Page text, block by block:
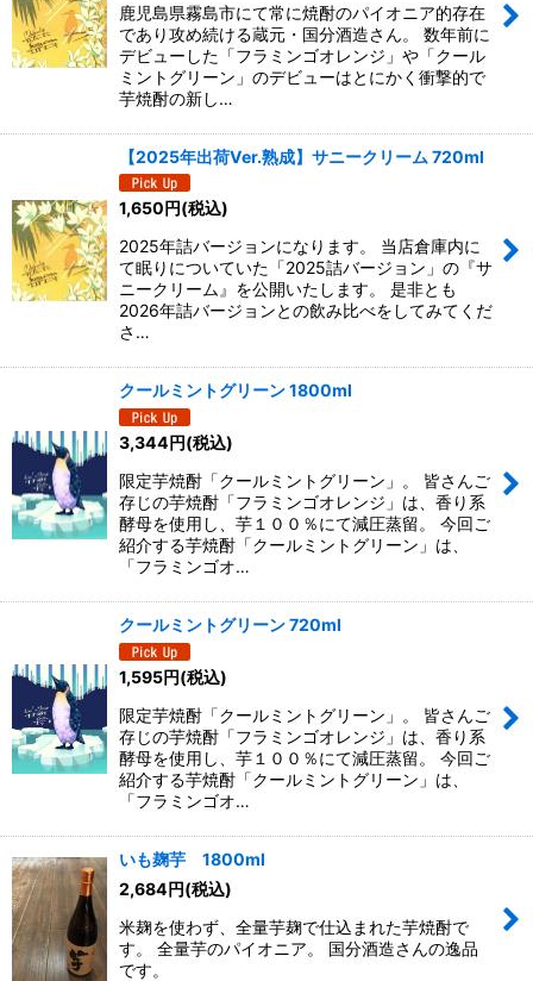
絞り込む
鹿児島県霧島市にて常に焼酎のパイオニア的存在
であり攻め続ける蔵元・国分酒造さん。 数年前に
デビューした「フラミンゴオレンジ」や「クール
ミントグリーン」のデビューはとにかく衝撃的で
芋焼酎の新し…
【2025年出荷Ver.熟成】サニークリーム 720ml
1,650 円(税込)
2025年詰バージョンになります。 当店倉庫内に
て眠りについていた「2025詰バージョン」の『サ
ニークリーム』を公開いたします。 是非とも
2026年詰バージョンとの飲み比べをしてみてくだ
さ…
クールミントグリーン 1800ml
3,344円(税込)
限定芋焼酎「クールミントグリーン」。 皆さんご
存じの芋焼酎「フラミンゴオレンジ」は、香り系
酵母を使用し、芋１００％にて減圧蒸留。 今回ご
紹介する芋焼酎「クールミントグリーン」は、
「フラミンゴオ…
クールミントグリーン 720ml
1,595円(税込)
限定芋焼酎「クールミントグリーン」。 皆さんご
存じの芋焼酎「フラミンゴオレンジ」は、香り系
酵母を使用し、芋１００％にて減圧蒸留。 今回ご
紹介する芋焼酎「クールミントグリーン」は、
「フラミンゴオ…
いも麹芋 1800ml
2,684円(税込)
米麹を使わず、全量芋麹で仕込まれた芋焼酎で
す。 全量芋のパイオニア。 国分酒造さんの逸品
です。